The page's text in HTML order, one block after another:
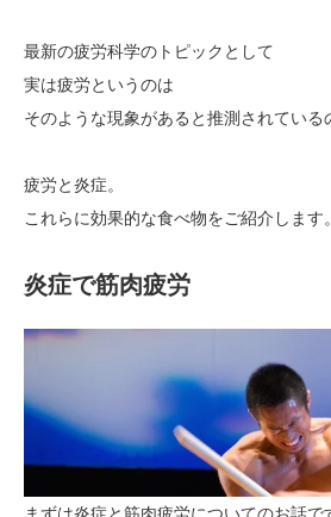
最新の疲労科学のトピックとして
実は疲労というのは
そのような現象があると推測されている
疲労と炎症。
これらに効果的な食べ物をご紹介します。
炎症で筋肉疲労